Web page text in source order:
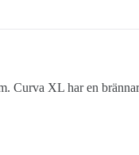
Curva XL har en